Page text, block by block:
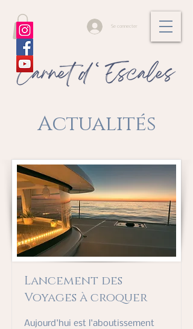
Se connecter
Actualités
Lancement des
Voyages à croquer
Aujourd'hui est l'aboutissement